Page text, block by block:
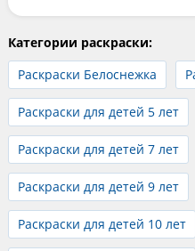
Категории раскраски:
Раскраски Белоснежка
Раскраски для детей 5 лет
Раскраски для детей 7 лет
Раскраски для детей 9 лет
Раскраски для детей 10 лет